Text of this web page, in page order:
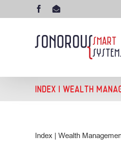
to
Facebook
ელ-
INDEX | WEALTH
Index | Wealth